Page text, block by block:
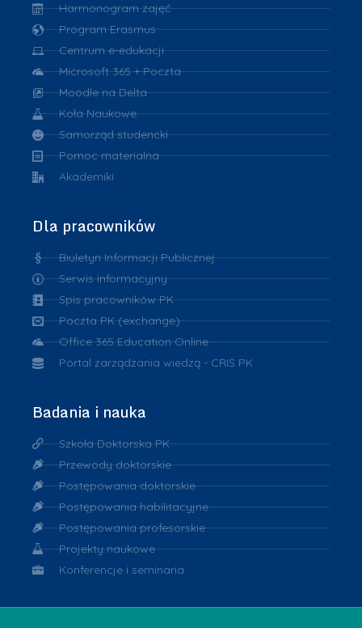
Harmonogram zajęć
Program Erasmus
Centrum e-edukacji
Microsoft 365 + Poczta
Moodle na Delta
Koła Naukowe
Samorząd studencki
Pomoc materialna
Akademiki
Dla pracowników
Biuletyn Informacji Publicznej
Serwis informacyjny
Spis pracowników PK
Poczta PK (exchange)
Office 365 Education Online
Portal zarządzania wiedzą - CRIS PK
Badania i nauka
Szkoła Doktorska PK
Przewody doktorskie
Postępowania doktorskie
Postępowania habilitacyjne
Postępowania profesorskie
Projekty naukowe
Konferencje i seminaria